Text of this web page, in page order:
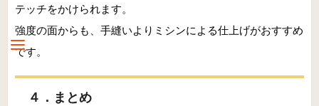
テッチをかけられます。
強度の面からも、手縫いよりミシンによる仕上げがおすすめ
です。
４．まとめ